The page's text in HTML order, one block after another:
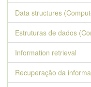
Data structures
Estruturas de dados
Information retrieval
Recuperação da